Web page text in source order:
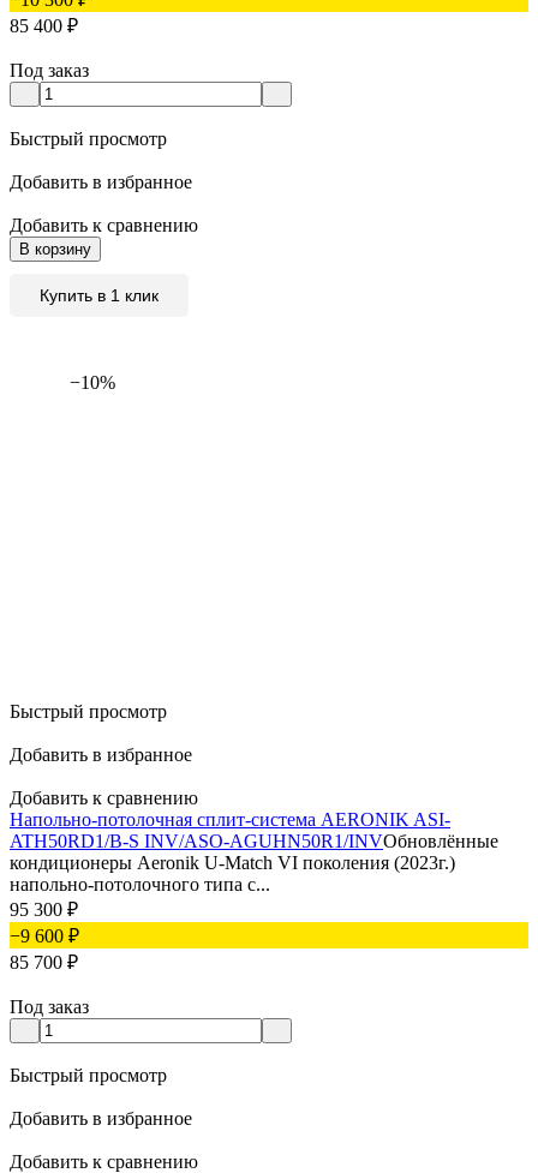
85 400 ₽
Под заказ
Быстрый просмотр
Добавить в избранное
Добавить к сравнению
В корзину
Купить в 1 клик
−10%
Быстрый просмотр
Добавить в избранное
Добавить к сравнению
Напольно-потолочная сплит-система AERONIK ASI-
ATH50RD1/B-S INV/ASO-AGUHN50R1/INVОбновлённые
кондиционеры Aeronik U-Match VI поколения (2023г.)
напольно-потолочного типа с...
95 300 ₽
−9 600 ₽
85 700 ₽
Под заказ
Быстрый просмотр
Добавить в избранное
Добавить к сравнению